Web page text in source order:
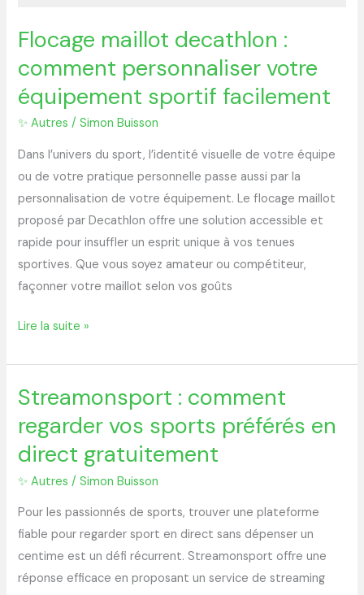
Flocage maillot decathlon :
comment personnaliser votre
équipement sportif facilement
✨ Autres /Simon Buisson
Dans l’univers du sport, l’identité visuelle de votre équipe
ou de votre pratique personnelle passe aussi par la
personnalisation de votre équipement. Le flocage maillot
proposé par Decathlon offre une solution accessible et
rapide pour insuffler un esprit unique à vos tenues
sportives. Que vous soyez amateur ou compétiteur,
façonner votre maillot selon vos goûts
Lire la suite »
Streamonsport : comment
regarder vos sports préférés en
direct gratuitement
✨ Autres /Simon Buisson
Pour les passionnés de sports, trouver une plateforme
fiable pour regarder sport en direct sans dépenser un
centime est un défi récurrent. Streamonsport offre une
réponse efficace en proposant un service de streaming
Streamonsport
comment
regarder
vos